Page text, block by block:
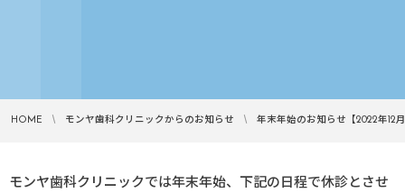
HOME モンヤ歯科クリニックからのお知らせ 年末年始のお知らせ【2022年12
モンヤ歯科クリニックでは年末年始、下記の日程で休診とさせ